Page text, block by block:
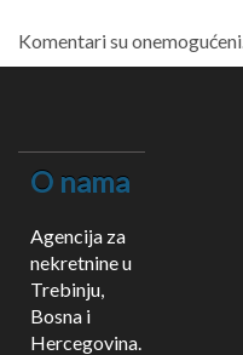
Komentari su onemogućeni.
O nama
Agencija za
nekretnine u
Trebinju,
Bosna i
Hercegovina.